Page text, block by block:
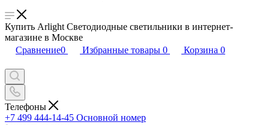
Купить Arlight Светодиодные светильники в интернет-
магазине в Москве
Сравнение0 Избранные товары 0 Корзина 0
Телефоны
+7 499 444-14-45 Основной номер